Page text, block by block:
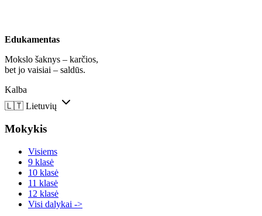
Edukamentas
Mokslo šaknys – karčios,
bet jo vaisiai – saldūs.
Kalba
🇱🇹 Lietuvių
Mokykis
Visiems
9 klasė
10 klasė
11 klasė
12 klasė
Visi dalykai ->